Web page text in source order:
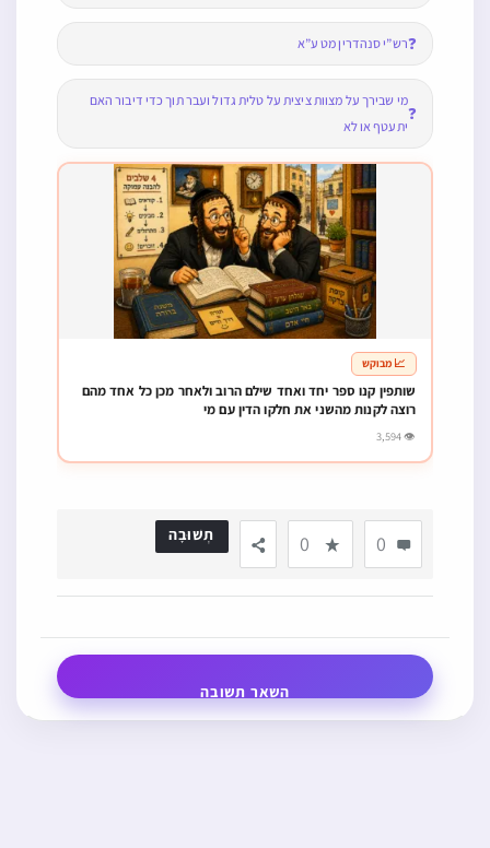
❓רש”י סנהדרין מט ע”א
❓
מי שבירך על מצוות ציצית על טלית גדול ועבר תוך כדי דיבור האם
יתעטף או לא
📈 מבוקש
שותפין קנו ספר יחד ואחד שילם הרוב ולאחר מכן כל אחד מהם
רוצה לקנות מהשני את חלקו הדין עם מי
👁 3,594
0
0 תְשׁוּבָה
השאר תשובה